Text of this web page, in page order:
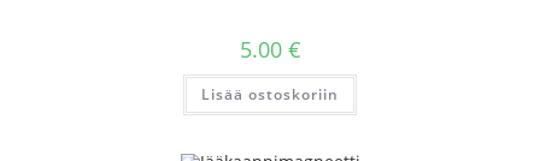
5.00 €
Lisää ostoskoriin